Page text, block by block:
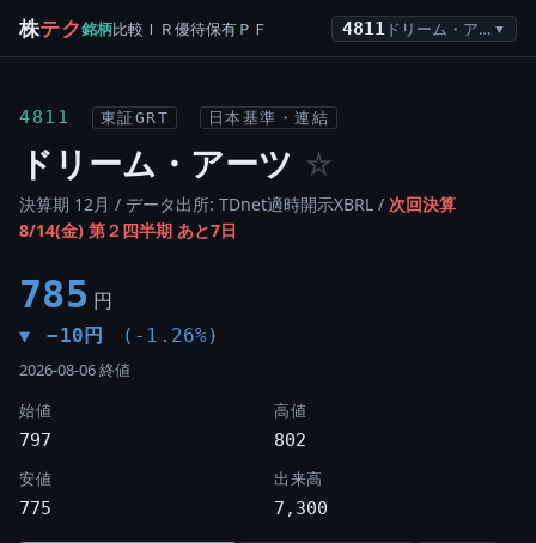
株テク銘柄比較 ＩＲ優待保有ＰＦ 4811 ドリーム・アーツ ▼
4811 東証GRT 日本基準・連結
ドリーム・アーツ ☆
決算期 12月 / データ出所: TDnet適時開示XBRL / 次回決算
8/14(金) 第２四半期 あと7日
785 円
▼ −10円 (-1.26%)
2026-08-06 終値
始値
797
高値
802
安値
775
出来高
7,300